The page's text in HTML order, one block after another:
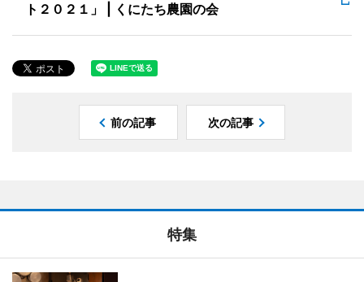
ト２０２１」 | くにたち農園の会
前の記事 次の記事
特集